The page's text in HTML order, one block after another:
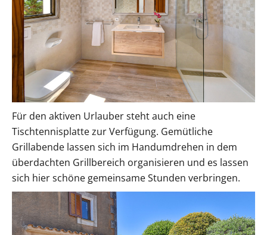
Für den aktiven Urlauber steht auch eine
Tischtennisplatte zur Verfügung. Gemütliche
Grillabende lassen sich im Handumdrehen in dem
überdachten Grillbereich organisieren und es lassen
sich hier schöne gemeinsame Stunden verbringen.